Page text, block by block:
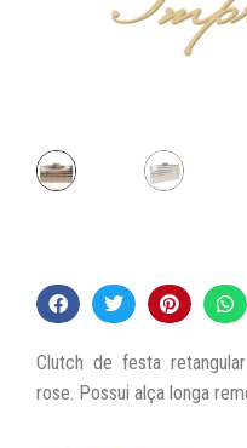
Clutch de festa
rose. Possui alça longa